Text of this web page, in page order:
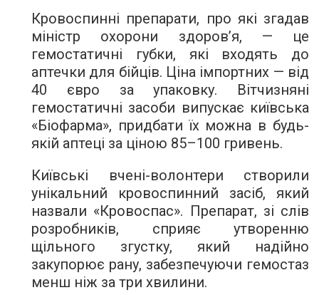
Кровоспинні препарати, про які згадав
міністр охорони здоров’я, — це
гемостатичні губки, які входять до
аптечки для бійців. Ціна імпортних — від
40 євро за упаковку. Вітчизняні
гемостатичні засоби випускає київська
«Біофарма», придбати їх можна в будь-
якій аптеці за ціною 85–100 гривень.
Київські вчені-волонтери створили
унікальний кровоспинний засіб, який
назвали «Кровоспас». Препарат, зі слів
розробників, сприяє утворенню
щільного згустку, який надійно
закупорює рану, забезпечуючи гемостаз
менш ніж за три хвилини.